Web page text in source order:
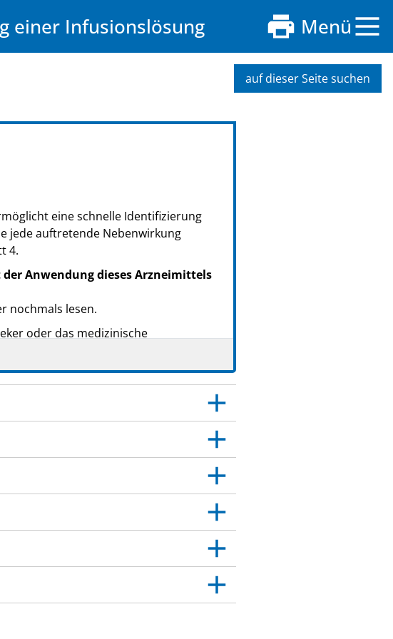
einer Infusionslösung Menü
auf dieser Seite suchen
eine schnelle Identifizierung
jede auftretende Nebenwirkung
4.
der Anwendung dieses Arzneimittels
nochmals lesen.
oder das medizinische
nicht an Dritte weiter. Es kann
angegeben sind. Siehe